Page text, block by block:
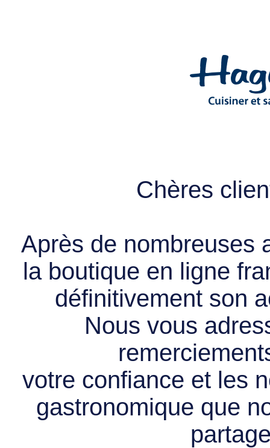
Chères
Après de nombreuses
la boutique en ligne
définitivement son
Nous vous
votre confiance et les
gastronomique que